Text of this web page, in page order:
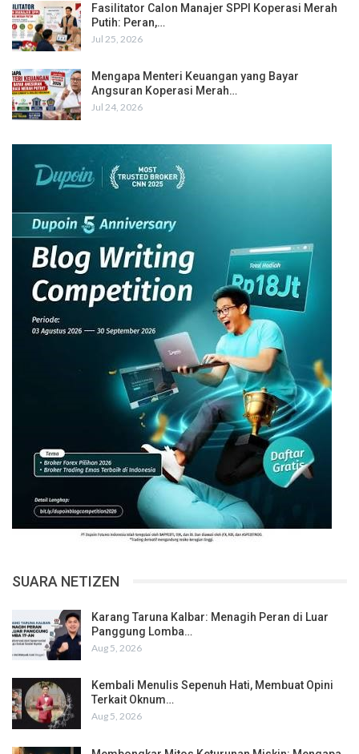
Fasilitator Calon Manajer SPPI Koperasi Merah
Putih: Peran,…
Jul 25, 2026
Mengapa Menteri Keuangan yang Bayar
Angsuran Koperasi Merah…
Jul 24, 2026
SUARA NETIZEN
Karang Taruna Kalbar: Menagih Peran di Luar
Panggung Lomba…
Aug 5, 2026
Kembali Menulis Sepenuh Hati, Membuat Opini
Terkait Oknum…
Aug 5, 2026